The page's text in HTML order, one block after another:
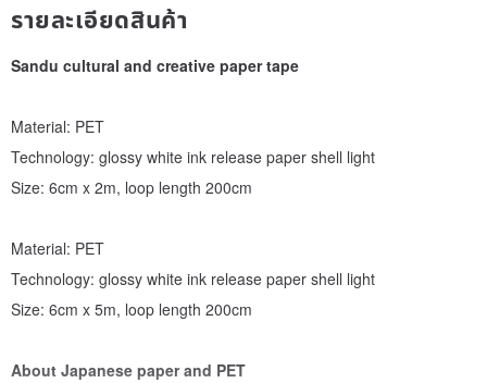
รายละเอียดสินค้า
Sandu cultural and creative paper tape
Material: PET
Technology: glossy white ink release paper shell light
Size: 6cm x 2m, loop length 200cm
Material: PET
Technology: glossy white ink release paper shell light
Size: 6cm x 5m, loop length 200cm
About Japanese paper and PET